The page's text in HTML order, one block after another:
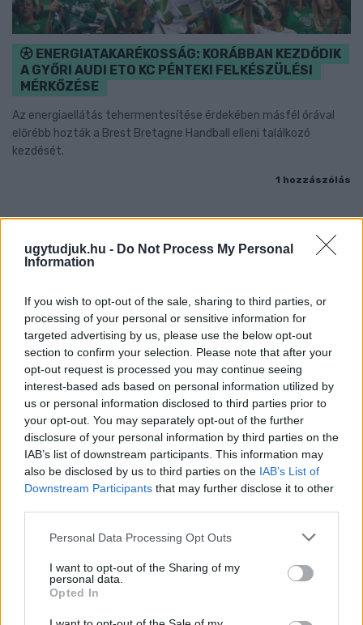
ugytudjuk.hu - Do Not Process My Personal
Information
If you wish to opt-out of the sale, sharing to third parties, or
processing of your personal or sensitive information for
targeted advertising by us, please use the below opt-out
section to confirm your selection. Please note that after your
opt-out request is processed you may continue seeing
interest-based ads based on personal information utilized by
us or personal information disclosed to third parties prior to
your opt-out. You may separately opt-out of the further
disclosure of your personal information by third parties on the
IAB’s list of downstream participants. This information may
also be disclosed by us to third parties on the IAB’s List of
Downstream Participants that may further disclose it to other
Please note that this website/app uses one or more Google
not limited to your visit or usage behaviour. You may click to
grant or deny consent to Google and its third-party tags to
use your data for below specified purposes in below Google
consent section.
Personal Data Processing Opt Outs
I want to opt-out of the Sharing of my
personal data.
Opted In
ENERGIATAKARÉKOSSÁG: KORÁBBAN KEZDŐDIK
A GYŐRI AUDI ETO KC PÉNTEKI FELKÉSZÜLÉSI
MÉRKŐZÉSE
Az energiaellátás tehermentesítése érdekében másfél órával
előrébb hozták a Brest Bretagne Handball elleni találkozó
kezdését.
1 hozzászólás
BAROKK POMPÁBA ÖLTÖZIK A BELVÁROS:
HÉTVÉGÉN RENDEZIK MEG A XXXIII. GYŐRI BAROKK
Jubileumi fogadalom megerősítés, történelmi felvonulás,
7–8-án.